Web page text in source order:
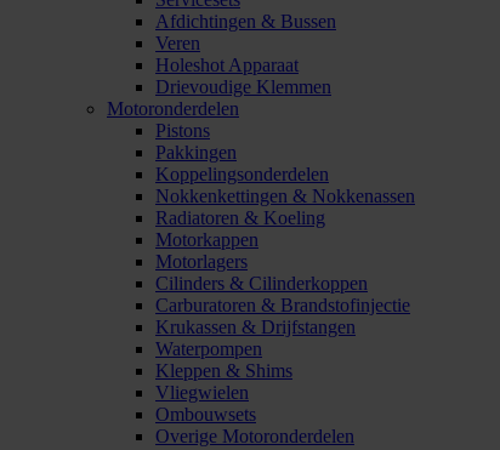
Afdichtingen & Bussen
Veren
Holeshot Apparaat
Drievoudige Klemmen
Motoronderdelen
Pistons
Pakkingen
Koppelingsonderdelen
Nokkenkettingen & Nokkenassen
Radiatoren & Koeling
Motorkappen
Motorlagers
Cilinders & Cilinderkoppen
Carburatoren & Brandstofinjectie
Krukassen & Drijfstangen
Waterpompen
Kleppen & Shims
Vliegwielen
Ombouwsets
Overige Motoronderdelen